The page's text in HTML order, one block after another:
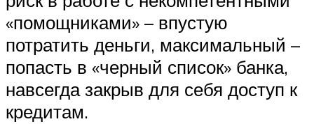
«помощниками» – впустую
потратить деньги, максимальный –
попасть в «черный список» банка,
навсегда закрыв для себя доступ к
кредитам.